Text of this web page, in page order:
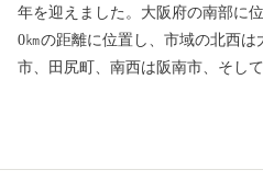
年を迎えました。大阪府の南部に
0㎞の距離に位置し、市域の北西
市、田尻町、南西は阪南市、そし
せ、面積は48.98㎢であり、市域に